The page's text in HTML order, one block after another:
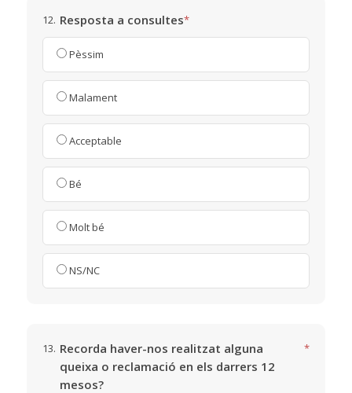
12. Resposta a consultes*
Pèssim
Malament
Acceptable
Bé
Molt bé
NS/NC
13. Recorda haver-nos realitzat alguna
queixa o reclamació en els darrers 12
mesos?
*